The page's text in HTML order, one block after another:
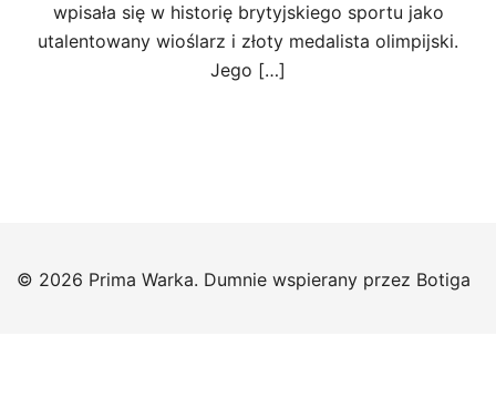
wpisała się w historię brytyjskiego sportu jako
utalentowany wioślarz i złoty medalista olimpijski.
Jego […]
© 2026 Prima Warka. Dumnie wspierany przez Botiga